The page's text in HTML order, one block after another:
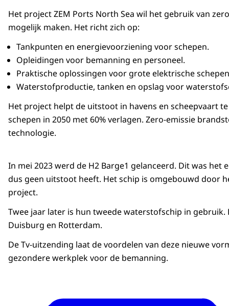
Het project ZEM Ports North Sea wil het gebruik van
mogelijk maken. Het richt zich op:
Tankpunten en energievoorziening voor schepen.
Opleidingen voor bemanning en personeel.
Praktische oplossingen voor grote elektrische
Waterstofproductie, tanken en opslag voor
Het project helpt de uitstoot in havens en scheepvaart
schepen in 2050 met 60% verlagen. Zero-emissie
technologie.
In mei 2023 werd de H2 Barge1 gelanceerd. Dit was
dus geen uitstoot heeft. Het schip is omgebouwd door
project.
Twee jaar later is hun tweede waterstofschip in
Duisburg en Rotterdam.
De Tv-uitzending laat de voordelen van deze nieuwe
gezondere werkplek voor de bemanning.